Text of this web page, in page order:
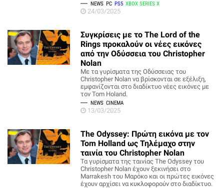
NEWS PC PS5 XBOX SERIES X
24/03/2025
Συγκρίσεις με το The Lord of the
Rings προκαλούν οι νέες εικόνες
από την Οδύσσεια του Christopher
Nolan
Με τα γυρίσματα της Οδύσσειας του
Christopher Nolan να βρίσκονται σε εξέλιξη,
εμφανίζονται στο διαδίκτυο νέες εικόνες με
τον Tom Holand.
NEWS CINEMA
13/03/2025
The Odyssey: Πρώτη εικόνα με τον
Tom Holland ως Τηλέμαχο στην
ταινία του Christopher Nolan
Τα γυρίσματα της ταινίας The Odyssey του
Christopher Nolan έχουν ξεκινήσει στο
Marrakesh του Μαρόκο και οι πρώτες εικόνες
έχουν αρχίσει να κυκλοφορούν στο διαδίκτυο.